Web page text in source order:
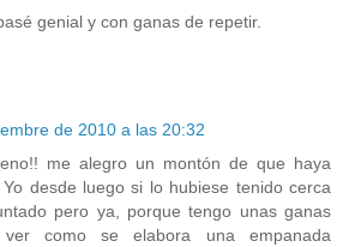
genial y con ganas de repetir.
de 2010 a las 20:32
me alegro un montón de que haya
desde luego si lo hubiese tenido cerca
pero ya, porque tengo unas ganas
como se elabora una empanada